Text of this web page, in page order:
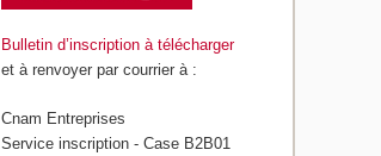
Bulletin d’inscription à télécharger
et à renvoyer par courrier à :
Cnam Entreprises
Service inscription - Case B2B01